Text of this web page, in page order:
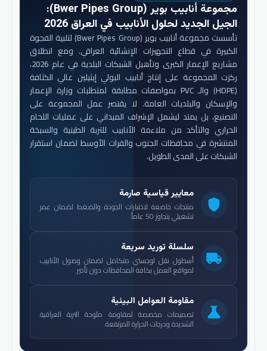
مجموعة أنابيب بوير (Bwer Pipes Group)
:
الجيل الجديد لحلول الأنابيب في العراق 2026
تأسست مجموعة أنابيب بوير (Bwer Pipes Group) لتلبية الفجوة
الكبيرة في قطاع التجهيزات الإنشائية العراقي. ومع انطلاق
مشاريع الإعمار الكبرى وتأهيل الشبكات البلدية في عام 2026،
ركزت المجموعة على إنتاج أنابيب البولي إيثيلين عالي الكثافة
(HDPE) والـ PVC بمواصفات مطابقة لمتطلبات وزارة الإعمار
والإسكان والبلديات العامة. لا يقتصر عمل المجموعة على
التصنيع، بل يمتد ليشمل الإشراف الميداني على عمليات اللحام
الحراري والتأكد من ملاءمة الأنابيب للتربة الطينية والسبخة
المنتشرة في محافظات الجنوب والفرات الأوسط لضمان استقرار
الشبكات على المدى الطويل.
shield
معايير قياسية صارمة
منتجات خاضعة لاختبارات الجودة والضغط لضمان عمر
تشغيلي يتجاوز 50 عاماً.
local_shipping
سلسلة توريد سريعة
أسطول نقل لوجستي متكامل لضمان وصول الأنابيب
لمواقع العمل بكافة المحافظات دون تأخير.
science
مقاومة العوامل البيئية
تصميمات مخصصة لمقاومة ملوحة التربة العراقية
الشديدة ودرجات الحرارة المرتفعة.